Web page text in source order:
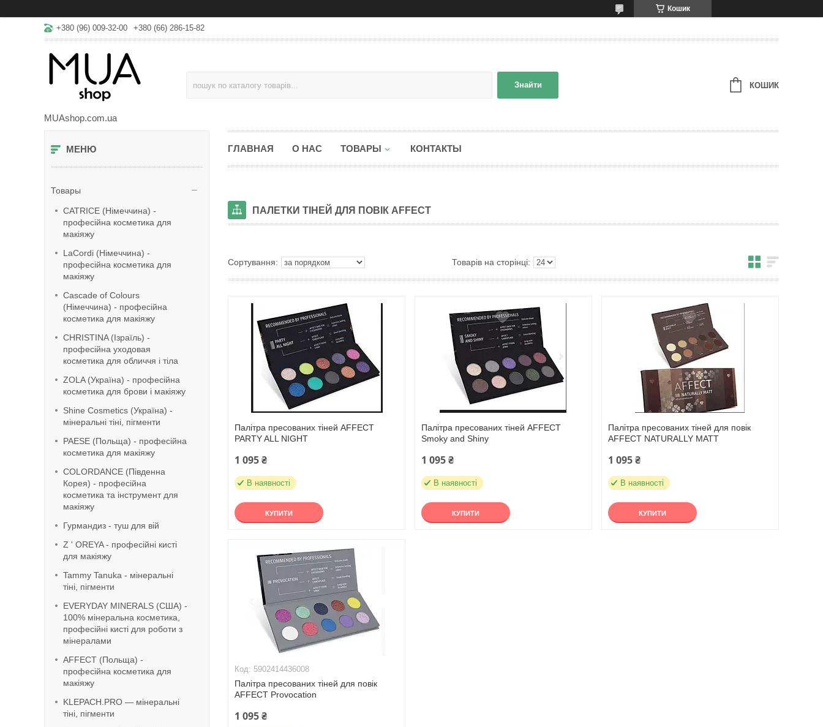
Кошик
+380 (96) 009-32-00 +380 (66) 286-15-82
MUAshop.com.ua
Знайти КОШИК
Товары
CATRICE (Німеччина) -
професійна косметика для
макіяжу
LaСordi (Німеччина) -
професійна косметика для
макіяжу
Cascade of Colours
(Німеччина) - професійна
косметика для макіяжу
CHRISTINA (Ізраїль) -
професійна уходовая
косметика для обличчя і тіла
ZOLA (Україна) - професійна
косметика для брови і макіяжу
Shine Cosmetics (Україна) -
мінеральні тіні, пігменти
PAESE (Польща) - професійна
косметика для макіяжу
COLORDANCE (Південна
Корея) - професійна
косметика та інструмент для
макіяжу
Гурмандиз - туш для вій
Z ' OREYA - професійні кисті
для макіяжу
Tammy Tanuka - мінеральні
тіні, пігменти
EVERYDAY MINERALS (США) -
100% мінеральна косметика,
професійні кисті для роботи з
мінералами
AFFECT (Польща) -
професійна косметика для
макіяжу
KLEPACH.PRO — мінеральні
тіні, пігменти
ГЛАВНАЯ О НАС ТОВАРЫ КОНТАКТЫ
ПАЛЕТКИ ТІНЕЙ ДЛЯ ПОВІК AFFECT
Палітра пресованих тіней AFFECT
PARTY ALL NIGHT
1 095 ₴
В наявності
КУПИТИ
Палітра пресованих тіней AFFECT
Smoky and Shiny
1 095 ₴
В наявності
КУПИТИ
Палітра пресованих тіней для повік
AFFECT NATURALLY MATT
1 095 ₴
В наявності
КУПИТИ
5902414436008
Палітра пресованих тіней для повік
AFFECT Provocation
1 095 ₴